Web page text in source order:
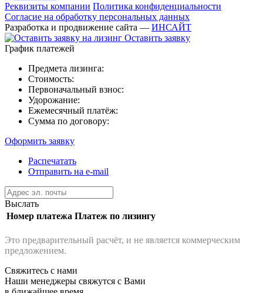
Реквизиты компании Политика конфиденциальности
Согласие на обработку персональных данных
Разработка и продвижение сайта — ИНСАЙТ
Оставить заявку
График платежей
Предмета лизинга:
Стоимость:
Первоначальный взнос:
Удорожание:
Ежемесячный платёж:
Сумма по договору:
Оформить заявку
Распечатать
Отправить на e-mail
Выслать
Номер платежа Платеж по лизингу
Это предварительный расчёт, и не является коммерческим
предложением.
Свяжитесь с нами
Наши менеджеры свяжутся с Вами